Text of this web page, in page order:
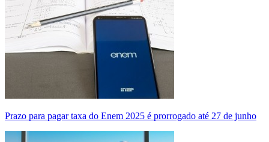
Prazo para pagar taxa do Enem 2025 é prorrogado até 27 de junho